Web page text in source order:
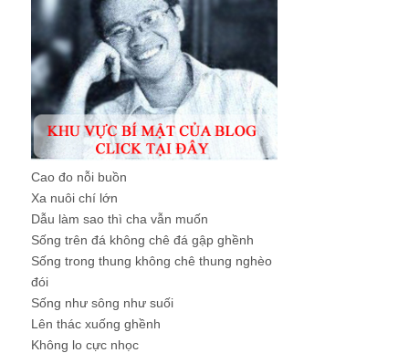
Cao đo nỗi buồn
Xa nuôi chí lớn
Dẫu làm sao thì cha vẫn muốn
Sống trên đá không chê đá gập ghềnh
Sống trong thung không chê thung nghèo
đói
Sống như sông như suối
Lên thác xuống ghềnh
Không lo cực nhọc